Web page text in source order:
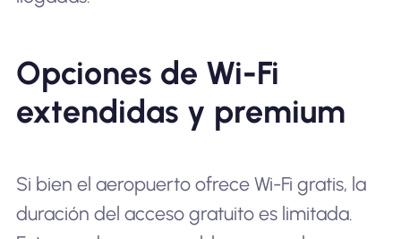
Opciones de Wi-Fi
extendidas y premium
Si bien el aeropuerto ofrece Wi-Fi gratis, la
duración del acceso gratuito es limitada.